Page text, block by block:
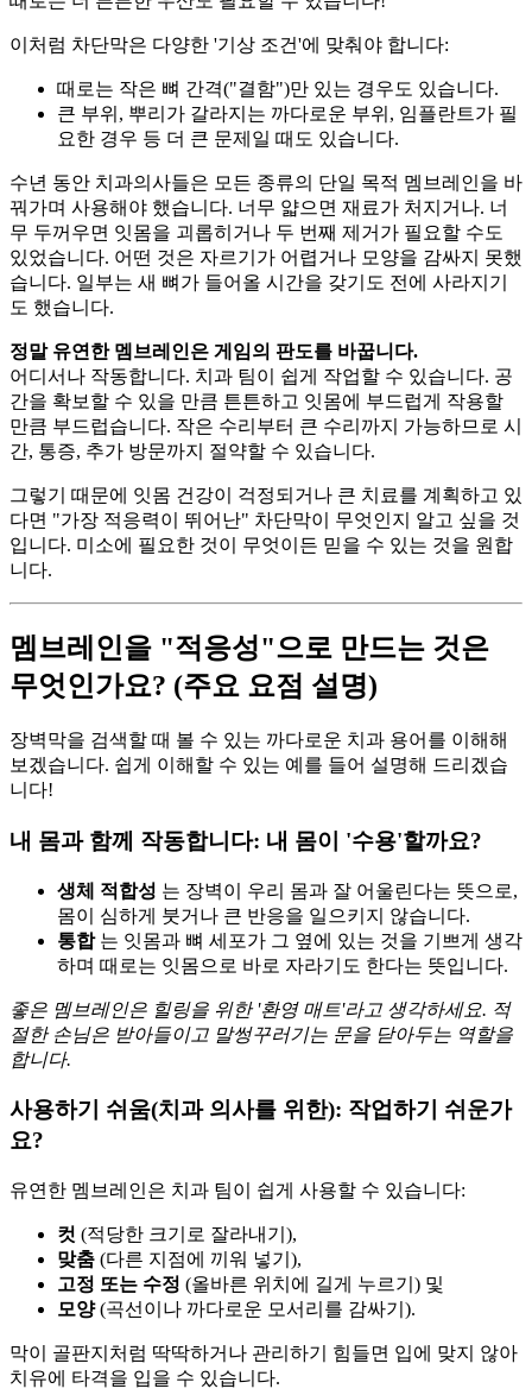
이처럼 차단막은 다양한 '기상 조건'에 맞춰야 합니다:
때로는 작은 뼈 간격("결함")만 있는 경우도 있습니다.
큰 부위, 뿌리가 갈라지는 까다로운 부위, 임플란트가 필
요한 경우 등 더 큰 문제일 때도 있습니다.
수년 동안 치과의사들은 모든 종류의 단일 목적 멤브레인을 바
꿔가며 사용해야 했습니다. 너무 얇으면 재료가 처지거나. 너
무 두꺼우면 잇몸을 괴롭히거나 두 번째 제거가 필요할 수도
있었습니다. 어떤 것은 자르기가 어렵거나 모양을 감싸지 못했
습니다. 일부는 새 뼈가 들어올 시간을 갖기도 전에 사라지기
도 했습니다.
정말 유연한 멤브레인은 게임의 판도를 바꿉니다.
어디서나 작동합니다. 치과 팀이 쉽게 작업할 수 있습니다. 공
간을 확보할 수 있을 만큼 튼튼하고 잇몸에 부드럽게 작용할
만큼 부드럽습니다. 작은 수리부터 큰 수리까지 가능하므로 시
간, 통증, 추가 방문까지 절약할 수 있습니다.
그렇기 때문에 잇몸 건강이 걱정되거나 큰 치료를 계획하고 있
다면 "가장 적응력이 뛰어난" 차단막이 무엇인지 알고 싶을 것
입니다. 미소에 필요한 것이 무엇이든 믿을 수 있는 것을 원합
니다.
멤브레인을 "적응성"으로 만드는 것은
무엇인가요? (주요 요점 설명)
장벽막을 검색할 때 볼 수 있는 까다로운 치과 용어를 이해해
보겠습니다. 쉽게 이해할 수 있는 예를 들어 설명해 드리겠습
니다!
내 몸과 함께 작동합니다: 내 몸이 '수용'할까요?
생체 적합성 는 장벽이 우리 몸과 잘 어울린다는 뜻으로,
몸이 심하게 붓거나 큰 반응을 일으키지 않습니다.
통합는 잇몸과 뼈 세포가 그 옆에 있는 것을 기쁘게 생각
하며 때로는 잇몸으로 바로 자라기도 한다는 뜻입니다.
좋은 멤브레인은 힐링을 위한 '환영 매트'라고 생각하세요. 적
절한 손님은 받아들이고 말썽꾸러기는 문을 닫아두는 역할을
합니다.
사용하기 쉬움(치과 의사를 위한): 작업하기 쉬운가
요?
유연한 멤브레인은 치과 팀이 쉽게 사용할 수 있습니다:
컷 (적당한 크기로 잘라내기),
맞춤 (다른 지점에 끼워 넣기),
고정 또는 수정 (올바른 위치에 길게 누르기) 및
모양(곡선이나 까다로운 모서리를 감싸기).
막이 골판지처럼 딱딱하거나 관리하기 힘들면 입에 맞지 않아
치유에 타격을 입을 수 있습니다.